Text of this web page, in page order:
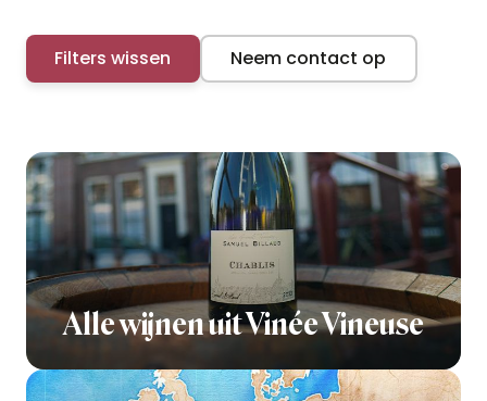
Filters wissen Neem contact op
Alle wijnen uit Vinée Vineuse